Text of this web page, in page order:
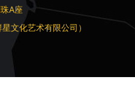
明珠A座
化艺术有限公司）